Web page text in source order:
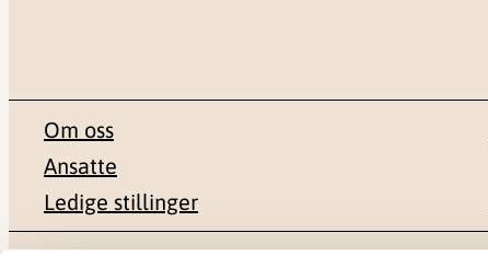
Om oss
Ansatte
Ledige stillinger